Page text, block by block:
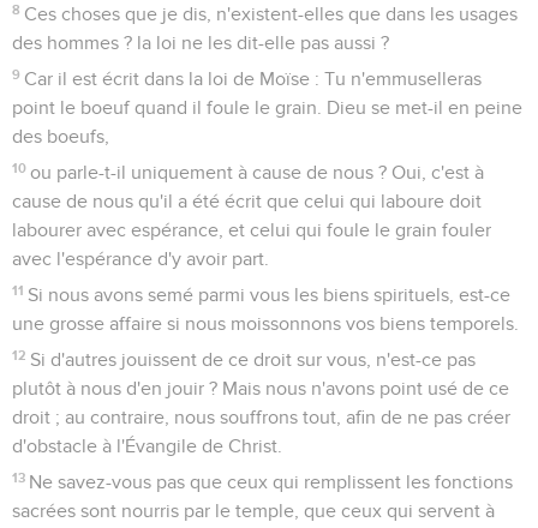
8 Ces choses que je dis, n'existent-elles que dans les usages
des hommes ? la loi ne les dit-elle pas aussi ?
9 Car il est écrit dans la loi de Moïse : Tu n'emmuselleras
point le boeuf quand il foule le grain. Dieu se met-il en peine
des boeufs,
10 ou parle-t-il uniquement à cause de nous ? Oui, c'est à
cause de nous qu'il a été écrit que celui qui laboure doit
labourer avec espérance, et celui qui foule le grain fouler
avec l'espérance d'y avoir part.
11 Si nous avons semé parmi vous les biens spirituels, est-ce
une grosse affaire si nous moissonnons vos biens temporels.
12 Si d'autres jouissent de ce droit sur vous, n'est-ce pas
plutôt à nous d'en jouir ? Mais nous n'avons point usé de ce
droit ; au contraire, nous souffrons tout, afin de ne pas créer
d'obstacle à l'Évangile de Christ.
13 Ne savez-vous pas que ceux qui remplissent les fonctions
sacrées sont nourris par le temple, que ceux qui servent à